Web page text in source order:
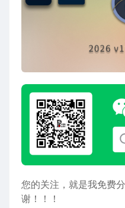
您的关注，就是我免费
谢！！！